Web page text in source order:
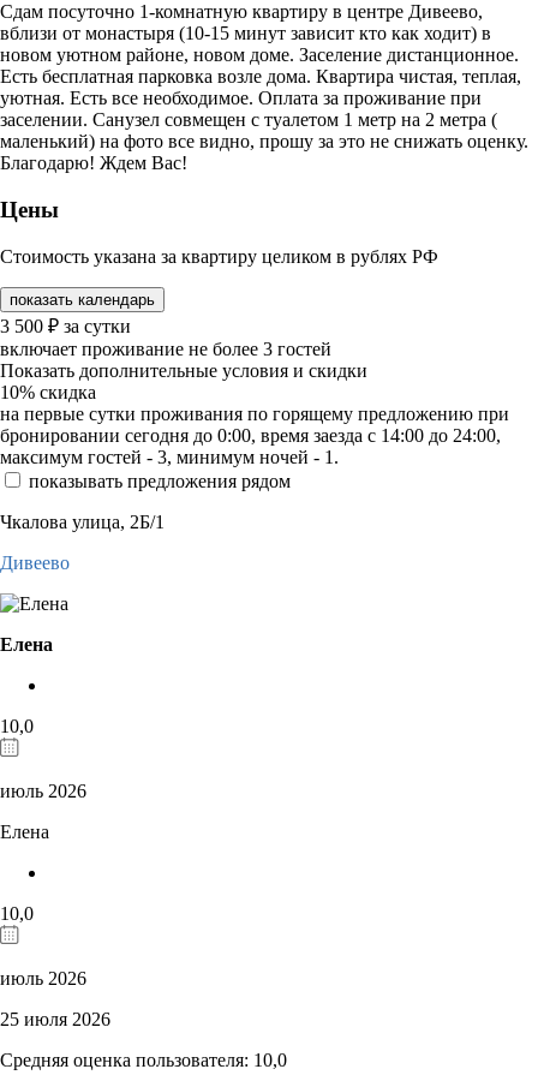
Сдам посуточно 1-комнатную квартиру в центре Дивеево,
вблизи от монастыря (10-15 минут зависит кто как ходит) в
новом уютном районе, новом доме. Заселение дистанционное.
Есть бесплатная парковка возле дома. Квартира чистая, теплая,
уютная. Есть все необходимое. Оплата за проживание при
заселении. Санузел совмещен с туалетом 1 метр на 2 метра (
маленький) на фото все видно, прошу за это не снижать оценку.
Благодарю! Ждем Вас!
Цены
Стоимость указана за квартиру целиком в рублях РФ
показать календарь
3 500 ₽ за сутки
включает проживание не более 3 гостей
Показать дополнительные условия и скидки
10% скидка
на первые сутки проживания по горящему предложению при
бронировании сегодня до 0:00, время заезда с 14:00 до 24:00,
максимум гостей - 3, минимум ночей - 1.
показывать предложения рядом
Чкалова улица, 2Б/1
Дивеево
Елена
10,0
июль 2026
Елена
10,0
июль 2026
25 июля 2026
Средняя оценка пользователя: 10,0